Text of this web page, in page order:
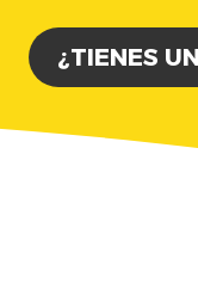
¿TIENES